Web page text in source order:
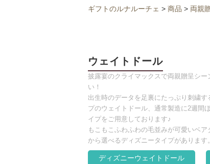
ギフトのルナルーチェ > 商品 > 両親
ウェイトドール
披露宴のクライマックスで両親贈呈シ
い！
出生時のデータを足裏にたっぷり刺繍
プのウェイトドール、通常製造に2週間
イプをご用意しております♪
もこもこふわふわの毛並みが可愛いベ
から選べるディズニータイプがあります。
ディズニーウェイトドール